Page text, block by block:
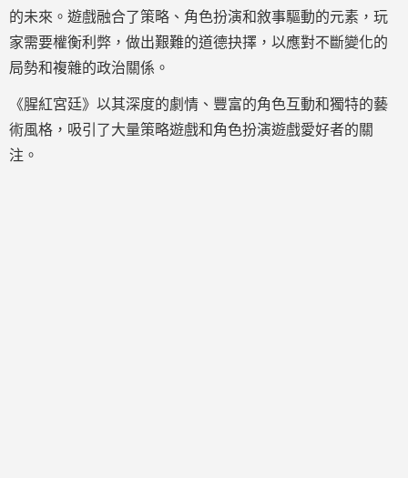
的未來。遊戲融合了策略、角色扮演和敘事驅動的元素，玩
家需要權衡利弊，做出艱難的道德抉擇，以應對不斷變化的
局勢和複雜的政治關係。
《腥紅宮廷》以其深度的劇情、豐富的角色互動和獨特的藝
術風格，吸引了大量策略遊戲和角色扮演遊戲愛好者的關
注。